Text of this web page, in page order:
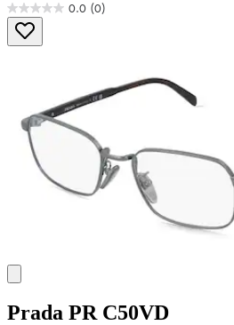
0.0 (0)
0.0
von
5
Prada PR C50VD